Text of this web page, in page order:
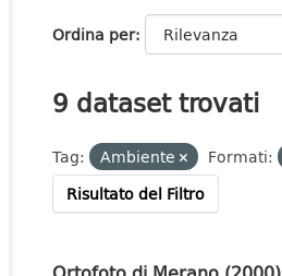
Ordina per
9 dataset trovati
Tag: Ambiente Formati:
Risultato del Filtro